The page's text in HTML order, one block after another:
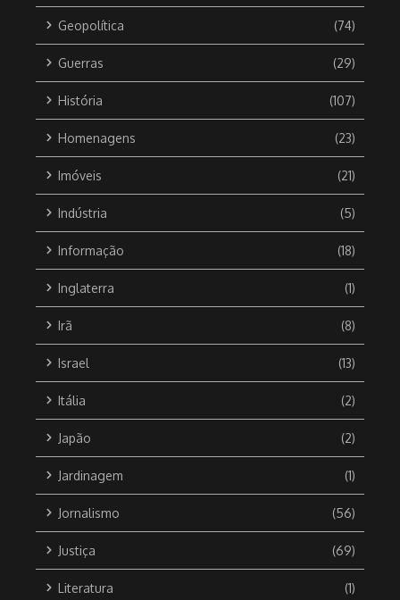
Geopolítica (74)
Guerras (29)
História (107)
Homenagens (23)
Imóveis (21)
Indústria (5)
Informação (18)
Inglaterra (1)
Irã (8)
Israel (13)
Itália (2)
Japão (2)
Jardinagem (1)
Jornalismo (56)
Justiça (69)
Literatura (1)